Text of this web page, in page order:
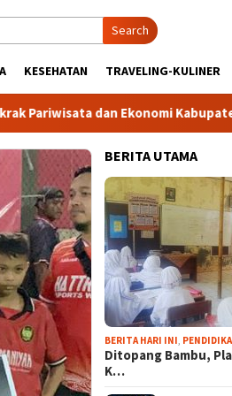
Search
KESEHATAN TRAVELING-KULINER
dan Ekonomi Kabupaten Bogor
BERITA UTAMA
BERITA HARI INI
Ditopang Bambu,
K…